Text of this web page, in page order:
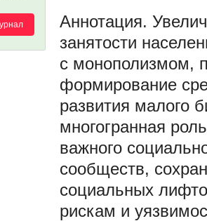
занятости
с монополизмом,
формирование
развития малого
многогранная
важного
сообществ,
социальных
рискам и